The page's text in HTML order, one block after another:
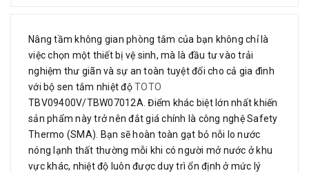
Nâng tầm không gian phòng tắm của bạn không chỉ là
việc chọn một thiết bị vệ sinh, mà là đầu tư vào trải
nghiệm thư giãn và sự an toàn tuyệt đối cho cả gia đình
với bộ sen tắm nhiệt độTOTO
TBV09400V/TBW07012A. Điểm khác biệt lớn nhất khiến
sản phẩm này trở nên đắt giá chính là công nghệ Safety
Thermo (SMA). Bạn sẽ hoàn toàn gạt bỏ nỗi lo nước
nóng lạnh thất thường mỗi khi có người mở nước ở khu
vực khác, nhiệt độ luôn được duy trì ổn định ở mức lý